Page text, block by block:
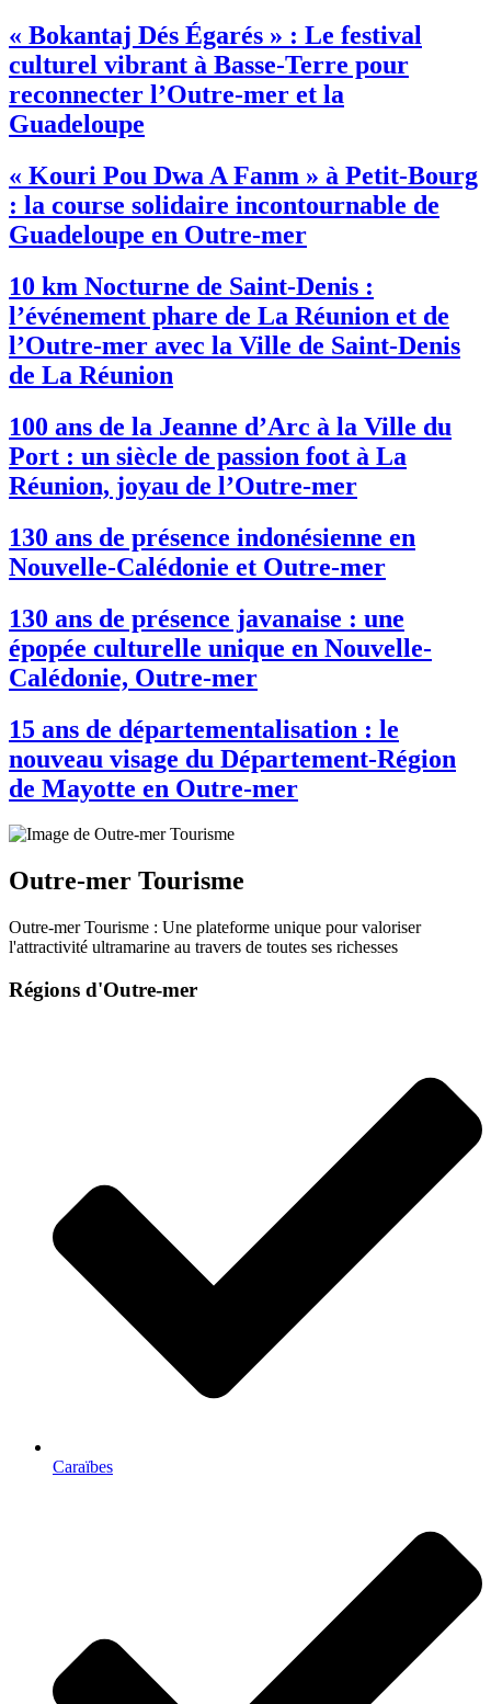
« Bokantaj Dés Égarés » : Le festival
culturel vibrant à Basse-Terre pour
reconnecter l’Outre-mer et la
Guadeloupe
« Kouri Pou Dwa A Fanm » à Petit-Bourg
: la course solidaire incontournable de
Guadeloupe en Outre-mer
10 km Nocturne de Saint-Denis :
l’événement phare de La Réunion et de
l’Outre-mer avec la Ville de Saint-Denis
de La Réunion
100 ans de la Jeanne d’Arc à la Ville du
Port : un siècle de passion foot à La
Réunion, joyau de l’Outre-mer
130 ans de présence indonésienne en
Nouvelle-Calédonie et Outre-mer
130 ans de présence javanaise : une
épopée culturelle unique en Nouvelle-
Calédonie, Outre-mer
15 ans de départementalisation : le
nouveau visage du Département-Région
de Mayotte en Outre-mer
Outre-mer Tourisme
Outre-mer Tourisme : Une plateforme unique pour valoriser
l'attractivité ultramarine au travers de toutes ses richesses
Régions d'Outre-mer
Caraïbes